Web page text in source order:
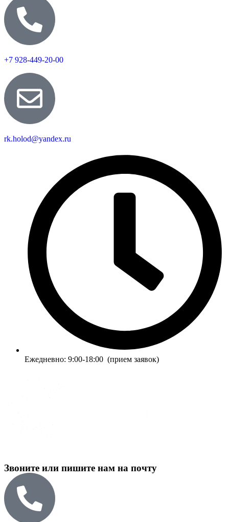
+7 928-449-20-00
rk.holod@yandex.ru
Ежедневно: 9:00-18:00 (прием заявок)
Звоните или пишите нам на почту